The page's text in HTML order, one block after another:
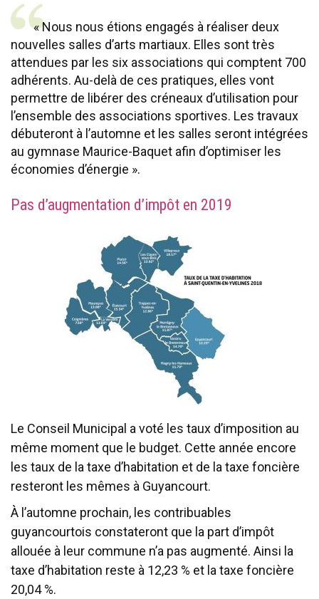
« Nous nous étions engagés à réaliser deux
nouvelles salles d’arts martiaux. Elles sont très
attendues par les six associations qui comptent 700
adhérents. Au-delà de ces pratiques, elles vont
permettre de libérer des créneaux d’utilisation pour
l’ensemble des associations sportives. Les travaux
débuteront à l’automne et les salles seront intégrées
au gymnase Maurice-Baquet afin d’optimiser les
économies d’énergie ».
Pas d’augmentation d’impôt en 2019
Le Conseil Municipal a voté les taux d’imposition au
même moment que le budget. Cette année encore
les taux de la taxe d’habitation et de la taxe foncière
resteront les mêmes à Guyancourt.
À l’automne prochain, les contribuables
guyancourtois constateront que la part d’impôt
allouée à leur commune n’a pas augmenté. Ainsi la
taxe d’habitation reste à 12,23 % et la taxe foncière
20,04 %.